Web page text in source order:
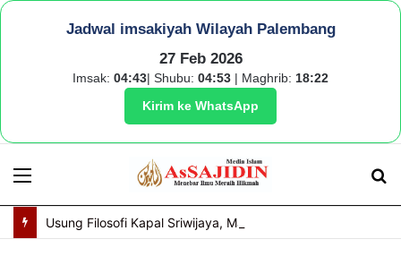
Jadwal imsakiyah Wilayah Palembang
27 Feb 2026
Imsak: 04:43| Shubu: 04:53 | Maghrib: 18:22
Kirim ke WhatsApp
Menu